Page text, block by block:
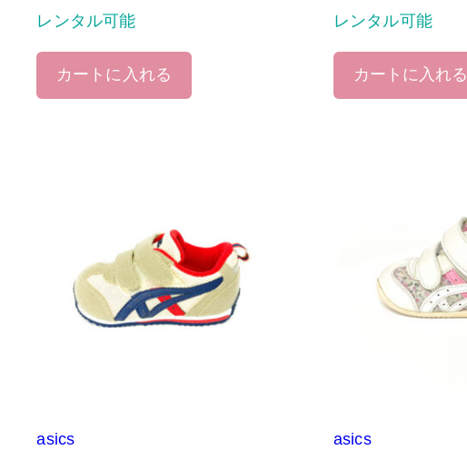
レンタル可能
カートに入れる
レンタル可能
カートに入れる
asics
asics